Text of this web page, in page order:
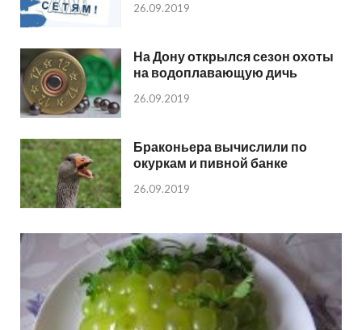
26.09.2019
На Дону открылся сезон охоты
на водоплавающую дичь
26.09.2019
Браконьера вычислили по
окуркам и пивной банке
26.09.2019